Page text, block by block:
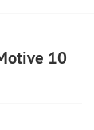
10